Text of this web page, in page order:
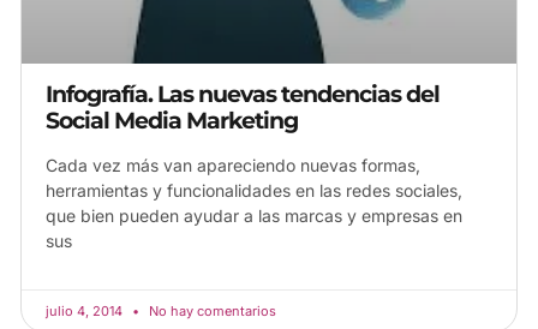
Infografía. Las nuevas tendencias del
Social Media Marketing
Cada vez más van apareciendo nuevas formas,
herramientas y funcionalidades en las redes sociales,
que bien pueden ayudar a las marcas y empresas en
sus
julio 4, 2014 No hay comentarios